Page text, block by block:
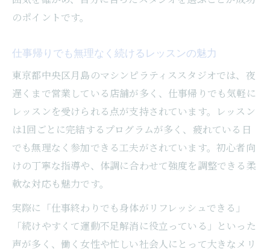
のポイントです。
仕事帰りでも無理なく続けるレッスンの魅力
東京都中央区月島のマシンピラティススタジオでは、夜
遅くまで営業している店舗が多く、仕事帰りでも気軽に
レッスンを受けられる点が支持されています。レッスン
は1回ごとに完結するプログラムが多く、疲れている日
でも無理なく参加できる工夫がされています。初心者向
けの丁寧な指導や、体調に合わせて強度を調整できる柔
軟な対応も魅力です。
実際に「仕事終わりでも身体がリフレッシュできる」
「続けやすくて運動不足解消に役立っている」といった
声が多く、働く女性や忙しい社会人にとって大きなメリ